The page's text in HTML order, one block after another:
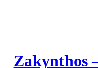
Zakynthos